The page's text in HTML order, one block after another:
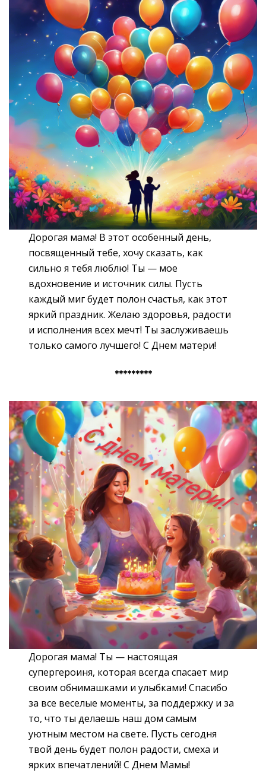
Дорогая мама! В этот особенный день,
посвященный тебе, хочу сказать, как
сильно я тебя люблю! Ты — мое
вдохновение и источник силы. Пусть
каждый миг будет полон счастья, как этот
яркий праздник. Желаю здоровья, радости
и исполнения всех мечт! Ты заслуживаешь
только самого лучшего! С Днем матери!
*********
Дорогая мама! Ты — настоящая
супергероиня, которая всегда спасает мир
своим обнимашками и улыбками! Спасибо
за все веселые моменты, за поддержку и за
то, что ты делаешь наш дом самым
уютным местом на свете. Пусть сегодня
твой день будет полон радости, смеха и
ярких впечатлений! С Днем Мамы!